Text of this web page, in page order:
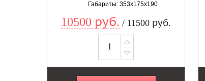
Габариты: 353x175x190
10500 руб. / 11500 руб.